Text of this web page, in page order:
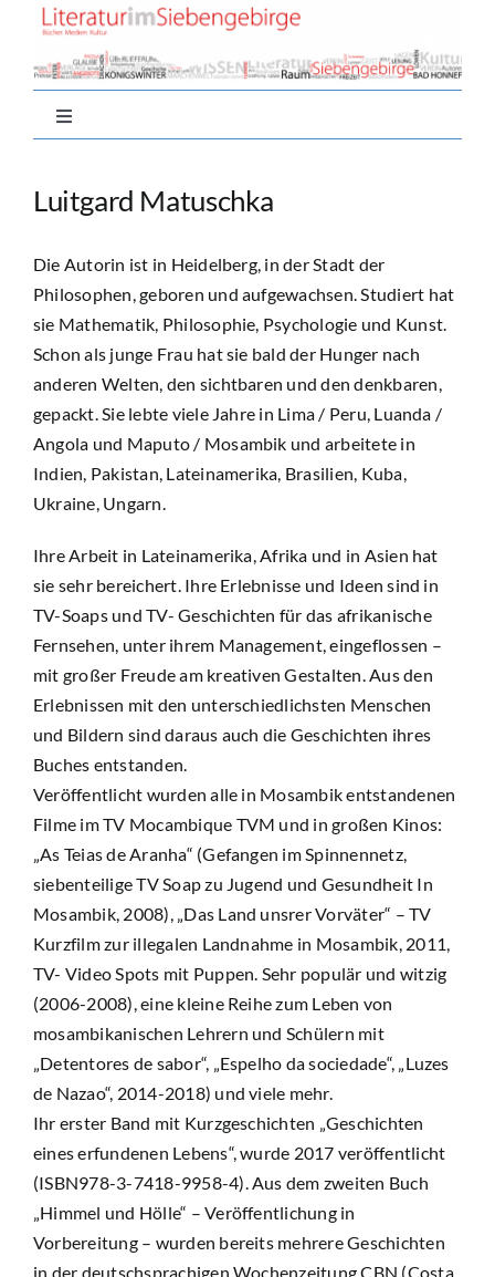
springen
Toggle
Navigation
Nachlese
Autor*innen
Buchtipps
Newsletter
Suche
nach:
Luitgard Matuschka
Die Autorin ist in Heidelberg, in der Stadt der
Philosophen, geboren und aufgewachsen. Studiert hat
sie Mathematik, Philosophie, Psychologie und Kunst.
Schon als junge Frau hat sie bald der Hunger nach
anderen Welten, den sichtbaren und den denkbaren,
gepackt. Sie lebte viele Jahre in Lima / Peru, Luanda /
Angola und Maputo / Mosambik und arbeitete in
Indien, Pakistan, Lateinamerika, Brasilien, Kuba,
Ukraine, Ungarn.
Ihre Arbeit in Lateinamerika, Afrika und in Asien hat
sie sehr bereichert. Ihre Erlebnisse und Ideen sind in
TV-Soaps und TV- Geschichten für das afrikanische
Fernsehen, unter ihrem Management, eingeflossen –
mit großer Freude am kreativen Gestalten. Aus den
Erlebnissen mit den unterschiedlichsten Menschen
und Bildern sind daraus auch die Geschichten ihres
Buches entstanden.
Veröffentlicht wurden alle in Mosambik entstandenen
Filme im TV Mocambique TVM und in großen Kinos:
„As Teias de Aranha“ (Gefangen im Spinnennetz,
siebenteilige TV Soap zu Jugend und Gesundheit In
Mosambik, 2008), „Das Land unsrer Vorväter“ – TV
Kurzfilm zur illegalen Landnahme in Mosambik, 2011,
TV- Video Spots mit Puppen. Sehr populär und witzig
(2006-2008), eine kleine Reihe zum Leben von
mosambikanischen Lehrern und Schülern mit
„Detentores de sabor“, „Espelho da sociedade“, „Luzes
de Nazao“, 2014-2018) und viele mehr.
Ihr erster Band mit Kurzgeschichten „Geschichten
eines erfundenen Lebens“, wurde 2017 veröffentlicht
(ISBN978-3-7418-9958-4). Aus dem zweiten Buch
„Himmel und Hölle“ – Veröffentlichung in
Vorbereitung – wurden bereits mehrere Geschichten
in der deutschsprachigen Wochenzeitung CBN (Costa